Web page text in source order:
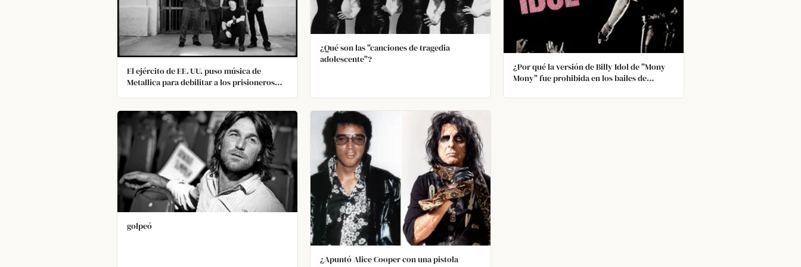
El ejército de EE. UU. puso música de
Metallica para debilitar a los prisioneros
protestara, diciendo que no querían
fomentar la violencia.
¿Qué son las "canciones de tragedia
adolescente"?
¿Por qué la versión de Billy Idol de "Mony
Mony" fue prohibida en los bailes de
golpeó
¿Apuntó Alice Cooper con una pistola